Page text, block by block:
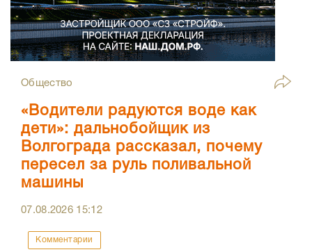
Общество
«Водители радуются воде как
дети»: дальнобойщик из
Волгограда рассказал, почему
пересел за руль поливальной
машины
07.08.2026 15:12
Комментарии